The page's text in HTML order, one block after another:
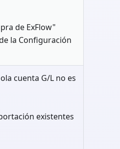
de ExFlow"
la Configuración
cuenta G/L no es
existentes